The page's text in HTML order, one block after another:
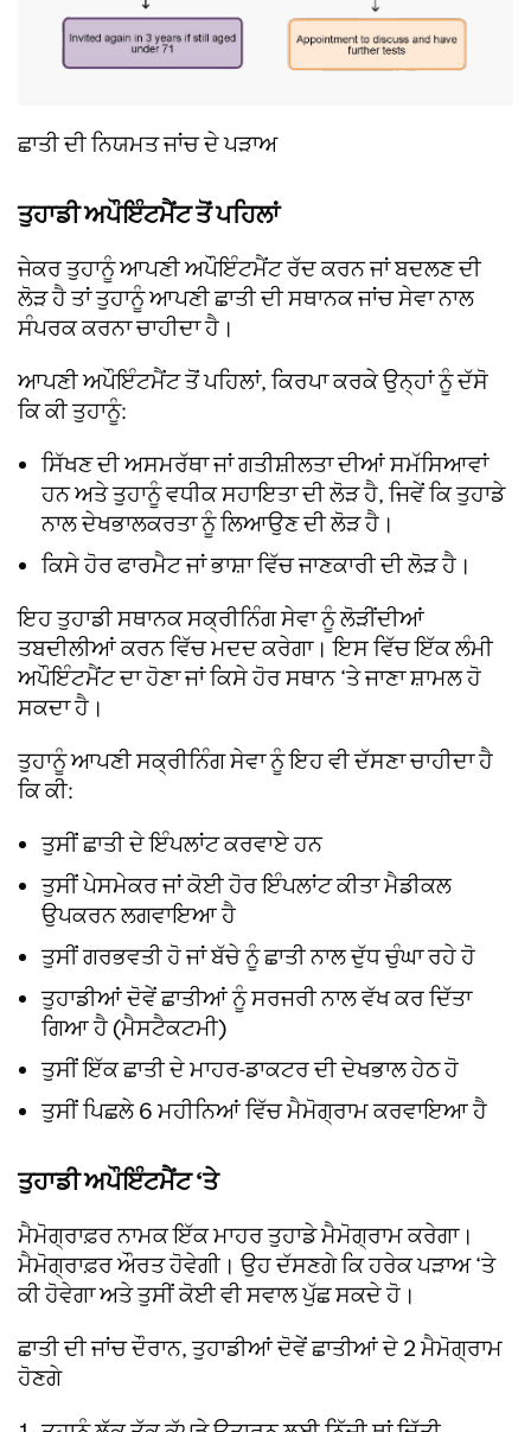
ਛਾਤੀ ਦੀ ਨਿਯਮਤ ਜਾਂਚ ਦੇ ਪੜਾਅ
ਤੁਹਾਡੀ ਅਪੌਇੰਟਮੈਂਟ ਤੋਂ ਪਹਿਲਾਂ
ਜੇਕਰ ਤੁਹਾਨੂੰ ਆਪਣੀ ਅਪੌਇੰਟਮੈਂਟ ਰੱਦ ਕਰਨ ਜਾਂ ਬਦਲਣ ਦੀ
ਲੋੜ ਹੈ ਤਾਂ ਤੁਹਾਨੂੰ ਆਪਣੀ ਛਾਤੀ ਦੀ ਸਥਾਨਕ ਜਾਂਚ ਸੇਵਾ ਨਾਲ
ਸੰਪਰਕ ਕਰਨਾ ਚਾਹੀਦਾ ਹੈ।
ਆਪਣੀ ਅਪੌਇੰਟਮੈਂਟ ਤੋਂ ਪਹਿਲਾਂ, ਕਿਰਪਾ ਕਰਕੇ ਉਨ੍ਹਾਂ ਨੂੰ ਦੱਸੋ
ਕਿ ਕੀ ਤੁਹਾਨੂੰ:
ਸਿੱਖਣ ਦੀ ਅਸਮਰੱਥਾ ਜਾਂ ਗਤੀਸ਼ੀਲਤਾ ਦੀਆਂ ਸਮੱਸਿਆਵਾਂ
ਹਨ ਅਤੇ ਤੁਹਾਨੂੰ ਵਧੀਕ ਸਹਾਇਤਾ ਦੀ ਲੋੜ ਹੈ, ਜਿਵੇਂ ਕਿ ਤੁਹਾਡੇ
ਨਾਲ ਦੇਖਭਾਲਕਰਤਾ ਨੂੰ ਲਿਆਉਣ ਦੀ ਲੋੜ ਹੈ।
ਕਿਸੇ ਹੋਰ ਫਾਰਮੈਟ ਜਾਂ ਭਾਸ਼ਾ ਵਿੱਚ ਜਾਣਕਾਰੀ ਦੀ ਲੋੜ ਹੈ।
ਇਹ ਤੁਹਾਡੀ ਸਥਾਨਕ ਸਕ੍ਰੀਨਿੰਗ ਸੇਵਾ ਨੂੰ ਲੋੜੀਂਦੀਆਂ
ਤਬਦੀਲੀਆਂ ਕਰਨ ਵਿੱਚ ਮਦਦ ਕਰੇਗਾ। ਇਸ ਵਿੱਚ ਇੱਕ ਲੰਮੀ
ਅਪੌਇੰਟਮੈਂਟ ਦਾ ਹੋਣਾ ਜਾਂ ਕਿਸੇ ਹੋਰ ਸਥਾਨ ‘ਤੇ ਜਾਣਾ ਸ਼ਾਮਲ ਹੋ
ਸਕਦਾ ਹੈ।
ਤੁਹਾਨੂੰ ਆਪਣੀ ਸਕ੍ਰੀਨਿੰਗ ਸੇਵਾ ਨੂੰ ਇਹ ਵੀ ਦੱਸਣਾ ਚਾਹੀਦਾ ਹੈ
ਕਿ ਕੀ:
ਤੁਸੀਂ ਛਾਤੀ ਦੇ ਇੰਪਲਾਂਟ ਕਰਵਾਏ ਹਨ
ਤੁਸੀਂ ਪੇਸਮੇਕਰ ਜਾਂ ਕੋਈ ਹੋਰ ਇੰਪਲਾਂਟ ਕੀਤਾ ਮੈਡੀਕਲ
ਉਪਕਰਨ ਲਗਵਾਇਆ ਹੈ
ਤੁਸੀਂ ਗਰਭਵਤੀ ਹੋ ਜਾਂ ਬੱਚੇ ਨੂੰ ਛਾਤੀ ਨਾਲ ਦੁੱਧ ਚੁੰਘਾ ਰਹੇ ਹੋ
ਤੁਹਾਡੀਆਂ ਦੋਵੇਂ ਛਾਤੀਆਂ ਨੂੰ ਸਰਜਰੀ ਨਾਲ ਵੱਖ ਕਰ ਦਿੱਤਾ
ਗਿਆ ਹੈ (ਮੈਸਟੈਕਟਮੀ)
ਤੁਸੀਂ ਇੱਕ ਛਾਤੀ ਦੇ ਮਾਹਰ-ਡਾਕਟਰ ਦੀ ਦੇਖਭਾਲ ਹੇਠ ਹੋ
ਤੁਸੀਂ ਪਿਛਲੇ 6 ਮਹੀਨਿਆਂ ਵਿੱਚ ਮੈਮੋਗ੍ਰਾਮ ਕਰਵਾਇਆ ਹੈ
ਤੁਹਾਡੀ ਅਪੌਇੰਟਮੈਂਟ ‘ਤੇ
ਮੈਮੋਗ੍ਰਾਫ਼ਰ ਨਾਮਕ ਇੱਕ ਮਾਹਰ ਤੁਹਾਡੇ ਮੈਮੋਗ੍ਰਾਮ ਕਰੇਗਾ।
ਮੈਮੋਗ੍ਰਾਫ਼ਰ ਔਰਤ ਹੋਵੇਗੀ। ਉਹ ਦੱਸਣਗੇ ਕਿ ਹਰੇਕ ਪੜਾਅ ‘ਤੇ
ਕੀ ਹੋਵੇਗਾ ਅਤੇ ਤੁਸੀਂ ਕੋਈ ਵੀ ਸਵਾਲ ਪੁੱਛ ਸਕਦੇ ਹੋ।
ਛਾਤੀ ਦੀ ਜਾਂਚ ਦੌਰਾਨ, ਤੁਹਾਡੀਆਂ ਦੋਵੇਂ ਛਾਤੀਆਂ ਦੇ 2 ਮੈਮੋਗ੍ਰਾਮ
ਹੋਣਗੇ